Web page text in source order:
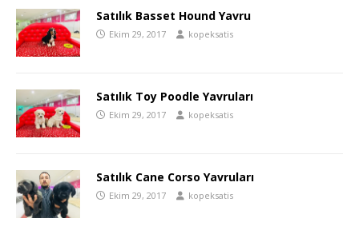
Satılık Basset Hound Yavru
Ekim 29, 2017 kopeksatis
Satılık Toy Poodle Yavruları
Ekim 29, 2017 kopeksatis
Satılık Cane Corso Yavruları
Ekim 29, 2017 kopeksatis